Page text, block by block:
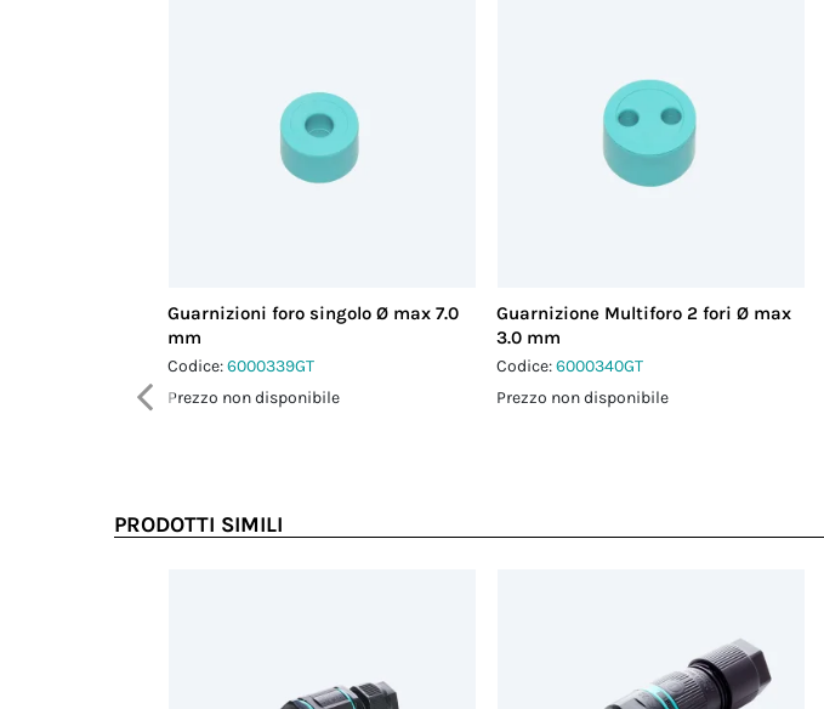
Guarnizioni foro singolo Ø max 7.0
mm
Codice:6000339GT
Prezzo non disponibile
Guarnizione Multiforo 2 fori Ø max
3.0 mm
Codice:6000340GT
Prezzo non disponibile
PRODOTTI SIMILI